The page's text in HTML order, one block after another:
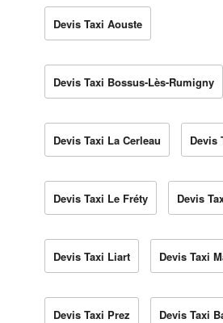
Devis Taxi Aouste
Devis Taxi Bossus-Lès-Rumigny
Devis Taxi La Cerleau Devis
Devis Taxi Le Fréty Devis
Devis Taxi Liart Devis Taxi
Devis Taxi Prez Devis Taxi